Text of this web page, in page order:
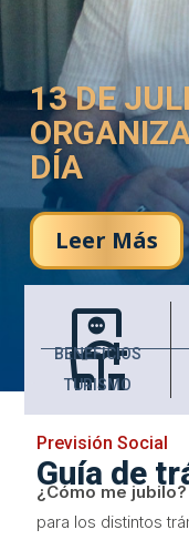
13 DE
DÍA
Leer Más
chair_umbrella
TURISMO
monitor_weight_gain
BENEFICIOS
Previsión Social
Guía de
¿Cómo me jubilo?
para los distintos